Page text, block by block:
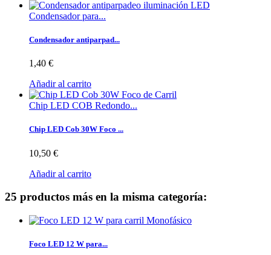
Condensador para...
Condensador antiparpad...
1,40 €
Añadir al carrito
Chip LED COB Redondo...
Chip LED Cob 30W Foco ...
10,50 €
Añadir al carrito
25 productos más en la misma categoría:
Foco LED 12 W para...